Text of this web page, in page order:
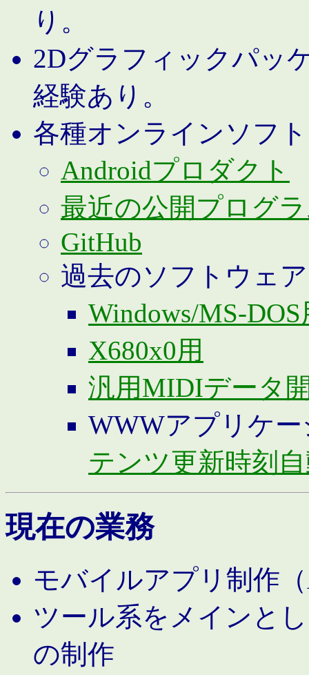
り。
2Dグラフィックパッ
経験あり。
各種オンラインソフ
Androidプロダクト
最近の公開プログ
GitHub
過去のソフトウェア
Windows/MS-DOS
X680x0用
汎用MIDIデータ
WWWアプリケ
テンツ更新時刻
現在の業務
モバイルアプリ制作
ツール系をメインと
の制作